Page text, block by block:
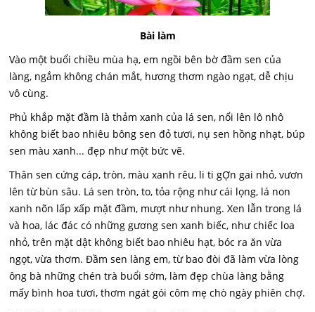
Bài làm
Vào một buổi chiều mùa hạ, em ngồi bên bờ đầm sen của
làng, ngắm không chán mắt, hương thơm ngào ngạt, dễ chịu
vô cùng.
Phủ khắp mặt đầm là thảm xanh của lá sen, nổi lên lô nhô
không biết bao nhiêu bông sen đỏ tươi, nụ sen hồng nhạt, búp
sen màu xanh... đẹp như một bức vẽ.
Thân sen cứng cáp, tròn, màu xanh rêu, li ti gỢn gai nhỏ, vươn
lên từ bùn sâu. Lá sen tròn, to, tỏa rộng như cái lọng, lá non
xanh nõn lấp xấp mặt đầm, mượt như nhung. Xen lẫn trong lá
và hoa, lác đác có những gương sen xanh biếc, như chiếc loa
nhỏ, trên mặt dật không biết bao nhiêu hạt, bóc ra ăn vừa
ngọt, vừa thơm. Đầm sen làng em, từ bao đòi đã làm vừa lòng
ông bà những chén trà buổi sớm, làm đẹp chùa làng bằng
mấy bình hoa tươi, thơm ngát gói côm mẹ chò ngày phiên chợ.